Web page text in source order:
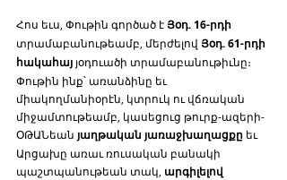
Հոս եւս, Փութին գործած է Յօդ. 16-րդի
տրամաբանութեամբ, մերժելով Յօդ. 61-րդի
հակահայ յօդուածի տրամաբանութիւնը։
Փութին ինք՝ առանձինը եւ
միակողմանիօրէն, կտրուկ ու վճռական
միջամտութեամբ, կասեցուց թուրք-ազերի-
ՕԹԱՆեան յաղթական յառաջխաղացքը եւ
Արցախը առաւ ռուսական բանակի
պաշտպանութեան տակ, արգիլելով